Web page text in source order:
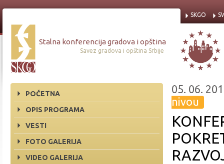
Stalna konferencija gradova i opština
Savez gradova i opština Srbije
SKGO
POČETNA
OPIS PROGRAMA
VESTI
FOTO GALERIJA
VIDEO GALERIJA
05. 06.
nivou